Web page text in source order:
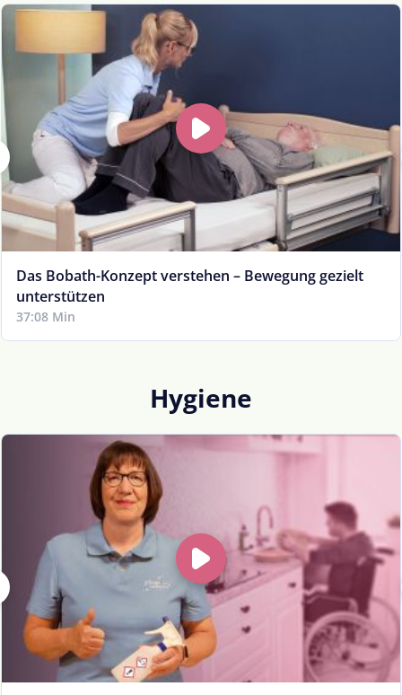
Das Bobath-Konzept verstehen – Bewegung gezielt
unterstützen
37:08 Min
Hygiene